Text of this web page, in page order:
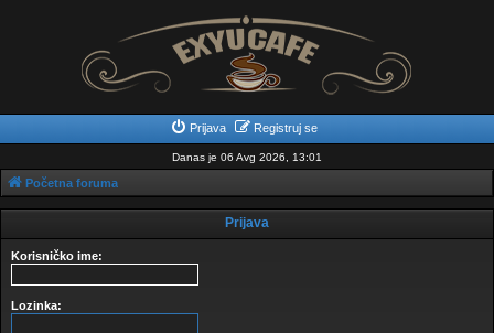
Prijava Registruj se
Danas je 06 Avg 2026, 13:01
Početna foruma
Prijava
Korisničko ime:
Lozinka: